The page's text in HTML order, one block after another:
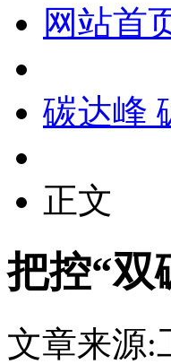
网站首
碳达峰
正文
把控“双
文章来源: